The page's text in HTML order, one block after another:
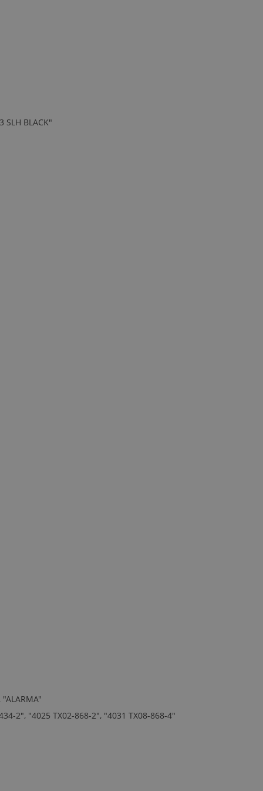
SLH BLACK"
"ALARMA"
2", "4025 TX02-868-2", "4031 TX08-868-4"